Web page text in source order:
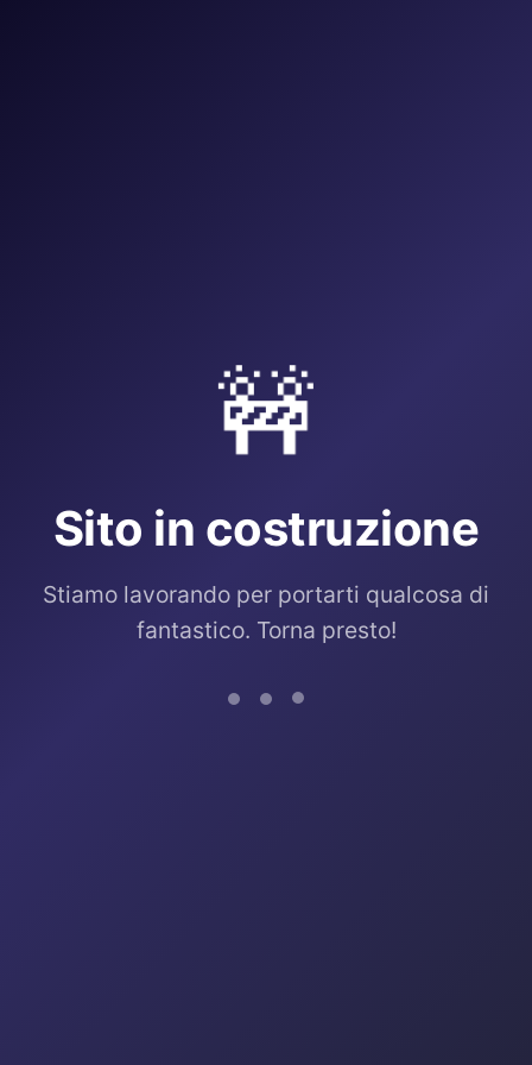
🚧
Sito in costruzione
Stiamo lavorando per portarti qualcosa di
fantastico. Torna presto!